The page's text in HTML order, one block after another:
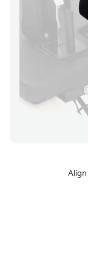
Align